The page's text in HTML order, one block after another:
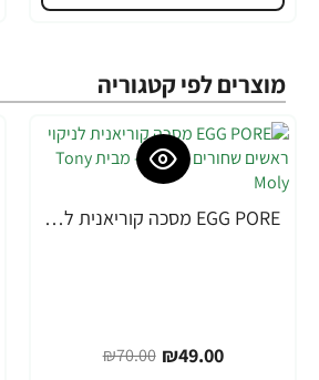
מוצרים לפי קטגוריה
-30% EGG PORE מסכה קוריאנית לניקוי ראשים שחורים 30 גרם - מבית Tony Moly
₪49.00
₪70.00